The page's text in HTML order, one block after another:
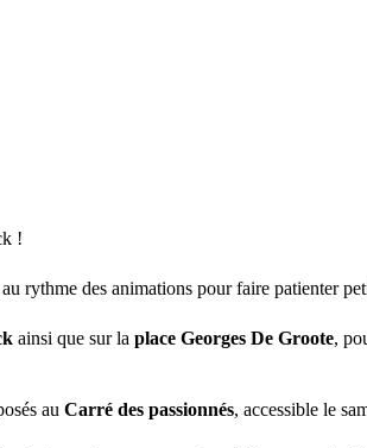
!
rythme des animations pour faire patienter
ainsi que sur la place Georges De Groote,
au Carré des passionnés, accessible le